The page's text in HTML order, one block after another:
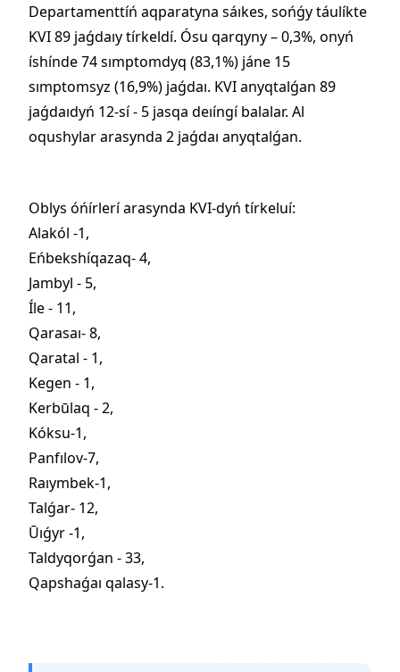
Departamenttíń aqparatyna sáıkes, sońǵy táulíkte
KVI 89 jaǵdaıy tírkeldí. Ósu qarqyny – 0,3%, onyń
íshínde 74 sımptomdyq (83,1%) jáne 15
sımptomsyz (16,9%) jaǵdaı. KVI anyqtalǵan 89
jaǵdaıdyń 12-sí - 5 jasqa deıíngí balalar. Al
oqushylar arasynda 2 jaǵdaı anyqtalǵan.
Oblys óńírlerí arasynda KVI-dyń tírkeluí:
Alakól -1,
Eńbekshíqazaq- 4,
Jambyl - 5,
Íle - 11,
Qarasaı- 8,
Qaratal - 1,
Kegen - 1,
Kerbūlaq - 2,
Kóksu-1,
Panfılov-7,
Raıymbek-1,
Talǵar- 12,
Ūıǵyr -1,
Taldyqorǵan - 33,
Qapshaǵaı qalasy-1.